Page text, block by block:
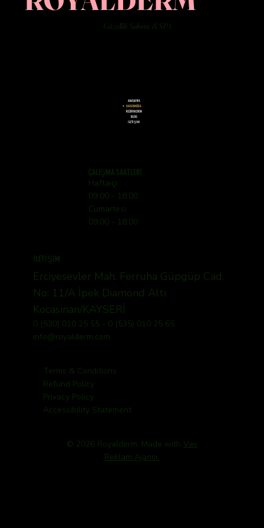
Güzellik Salonu & SPA
ANASAYFA
HAKKIMIZDA
REZERVASYON
BLOG
İLETİŞİM
ÇALIŞMA SAATLERİ
Haftaiçi
09:00 - 18:00
Cumartesi
09:00 - 18:00
İLETİŞİM
Erciyesevler Mah. Ferruha Güpgüp Cad.
No: 11/A İpek Diamond Altı
Kocasinan/KAYSERİ
0 (530) 010 25 55 - 0 (535) 010 25 65
info@royalderm.com
Terms & Conditions
Refund Policy
Privacy Policy
Accessibility Statement
© 2026 Royalderm. Made with Vav
Reklam Ajansı.